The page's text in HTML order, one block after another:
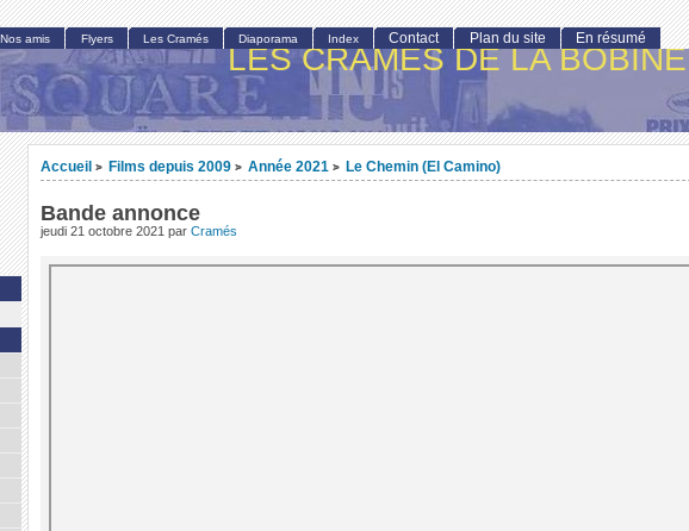
LES CRAMÉS DE LA BOBINE
Accueil > Films depuis 2009 > Année 2021 > Le Chemin (El Camino)
Bande annonce
jeudi 21 octobre 2021 par Cramés
Nos amis Flyers Les Cramés Diaporama Index Contact Plan du site En résumé